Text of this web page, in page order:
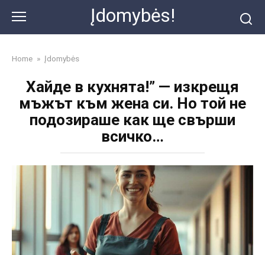
content
Įdomybės!
Home » Įdomybės
Хайде в кухнята!” — изкрещя
мъжът към жена си. Но той не
подозираше как ще свърши
всичко…